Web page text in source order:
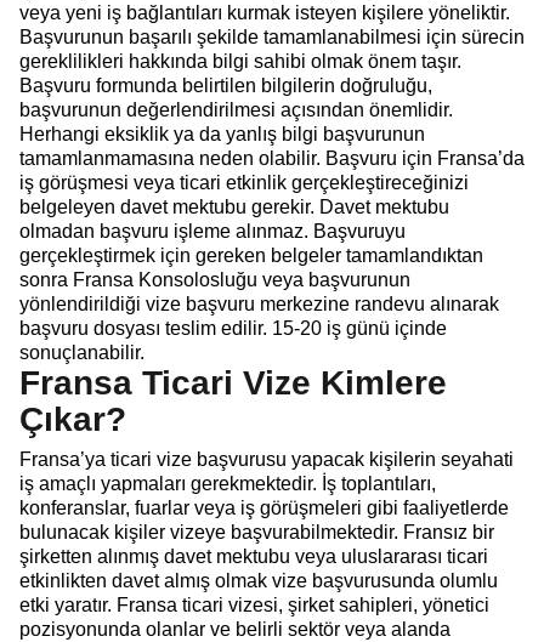
veya yeni iş bağlantıları kurmak isteyen kişilere yöneliktir.
Başvurunun başarılı şekilde tamamlanabilmesi için sürecin
gereklilikleri hakkında bilgi sahibi olmak önem taşır.
Başvuru formunda belirtilen bilgilerin doğruluğu,
başvurunun değerlendirilmesi açısından önemlidir.
Herhangi eksiklik ya da yanlış bilgi başvurunun
tamamlanmamasına neden olabilir. Başvuru için Fransa’da
iş görüşmesi veya ticari etkinlik gerçekleştireceğinizi
belgeleyen davet mektubu gerekir. Davet mektubu
olmadan başvuru işleme alınmaz. Başvuruyu
gerçekleştirmek için gereken belgeler tamamlandıktan
sonra Fransa Konsolosluğu veya başvurunun
yönlendirildiği vize başvuru merkezine randevu alınarak
başvuru dosyası teslim edilir. 15-20 iş günü içinde
sonuçlanabilir.
Fransa Ticari Vize Kimlere
Çıkar?
Fransa’ya ticari vize başvurusu yapacak kişilerin seyahati
iş amaçlı yapmaları gerekmektedir. İş toplantıları,
konferanslar, fuarlar veya iş görüşmeleri gibi faaliyetlerde
bulunacak kişiler vizeye başvurabilmektedir. Fransız bir
şirketten alınmış davet mektubu veya uluslararası ticari
etkinlikten davet almış olmak vize başvurusunda olumlu
etki yaratır. Fransa ticari vizesi, şirket sahipleri, yönetici
pozisyonunda olanlar ve belirli sektör veya alanda